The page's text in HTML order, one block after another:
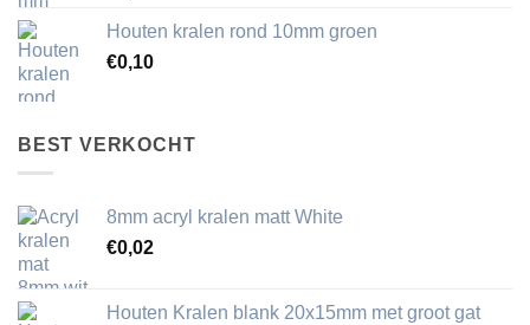
Houten kralen rond 10mm groen
€0,10
BEST VERKOCHT
8mm acryl kralen matt White
€0,02
Houten Kralen blank 20x15mm met groot gat